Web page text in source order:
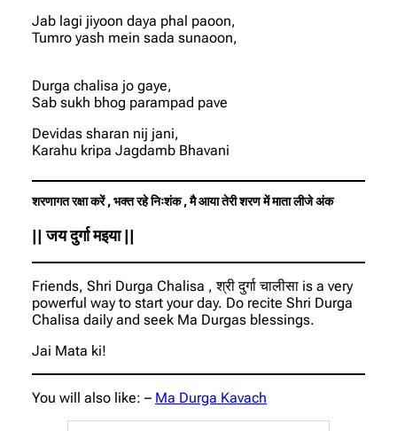
Jab lagi jiyoon daya phal paoon,
Tumro yash mein sada sunaoon,
Durga chalisa jo gaye,
Sab sukh bhog parampad pave
Devidas sharan nij jani,
Karahu kripa Jagdamb Bhavani
शरणागत रक्षा करें , भक्त रहे निःशंक , मै आया तेरी शरण में माता लीजे अंक
|| जय दुर्गा मइया ||
Friends, Shri Durga Chalisa , श्री दुर्गा चालीसा is a very
powerful way to start your day. Do recite Shri Durga
Chalisa daily and seek Ma Durgas blessings.
Jai Mata ki!
You will also like: – Ma Durga Kavach